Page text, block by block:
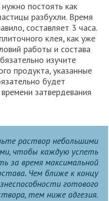
постоять как
разбухли. Время
составляет 3 часа.
клея, как уже
работы и состава
изучите
продукта, указанные
будет
затвердевания
раствор небольшими
чтобы каждую успеть
за время максимальной
Чем ближе к концу
готового
тем ниже адгезия.